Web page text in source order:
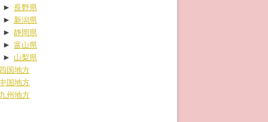
► 長野県
► 新潟県
► 静岡県
► 富山県
► 山梨県
四国地方
国地方
九州地方